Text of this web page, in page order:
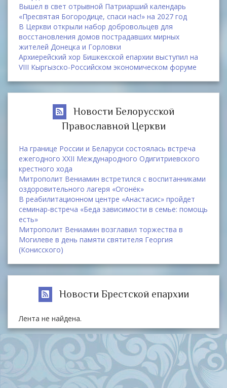
Вышел в свет отрывной Патриарший календарь
«Пресвятая Богородице, спаси нас!» на 2027 год
В Церкви открыли набор добровольцев для
восстановления домов пострадавших мирных
жителей Донецка и Горловки
Архиерейский хор Бишкекской епархии выступил на
VIII Кыргызско-Российском экономическом форуме
Новости Белорусской
Православной Церкви
На границе России и Беларуси состоялась встреча
ежегодного XXII Международного Одигитриевского
крестного хода
Митрополит Вениамин встретился с воспитанниками
оздоровительного лагеря «Огонёк»
В реабилитационном центре «Анастасис» пройдет
семинар-встреча «Беда зависимости в семье: помощь
есть»
Митрополит Вениамин возглавил торжества в
Могилеве в день памяти святителя Георгия
(Конисского)
Новости Брестской епархии
Лента не найдена.